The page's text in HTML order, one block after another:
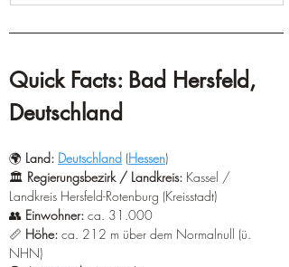
Quick Facts: Bad Hersfeld,
Deutschland
🌍 Land: Deutschland (Hessen)
🏛️ Regierungsbezirk / Landkreis: Kassel /
Landkreis Hersfeld-Rotenburg (Kreisstadt)
👥 Einwohner: ca. 31.000
📏 Höhe: ca. 212 m über dem Normalnull (ü.
NHN)